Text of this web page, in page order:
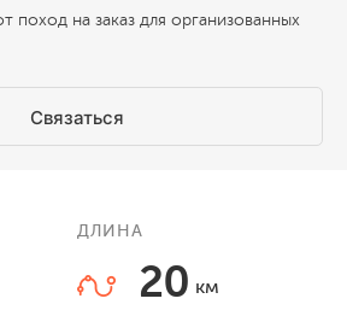
поход на заказ для организованных
Связаться
ДЛИНА
20 км